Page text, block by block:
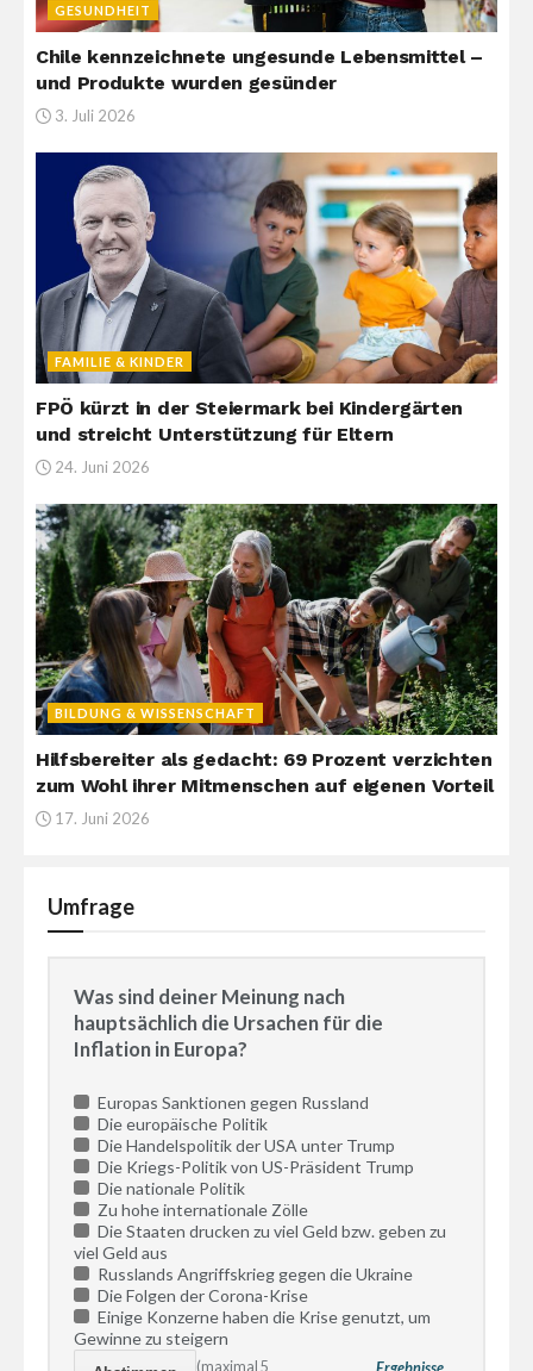
GESUNDHEIT
Chile kennzeichnete ungesunde Lebensmittel –
und Produkte wurden gesünder
3. Juli 2026
FAMILIE & KINDER
FPÖ kürzt in der Steiermark bei Kindergärten
und streicht Unterstützung für Eltern
24. Juni 2026
BILDUNG & WISSENSCHAFT
Hilfsbereiter als gedacht: 69 Prozent verzichten
zum Wohl ihrer Mitmenschen auf eigenen Vorteil
17. Juni 2026
Umfrage
Was sind deiner Meinung nach
hauptsächlich die Ursachen für die
Inflation in Europa?
Europas Sanktionen gegen Russland
Die europäische Politik
Die Handelspolitik der USA unter Trump
Die Kriegs-Politik von US-Präsident Trump
Die nationale Politik
Zu hohe internationale Zölle
Die Staaten drucken zu viel Geld bzw. geben zu
viel Geld aus
Russlands Angriffskrieg gegen die Ukraine
Die Folgen der Corona-Krise
Einige Konzerne haben die Krise genutzt, um
Gewinne zu steigern
(maximal 5